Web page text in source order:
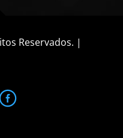
Reservados. |